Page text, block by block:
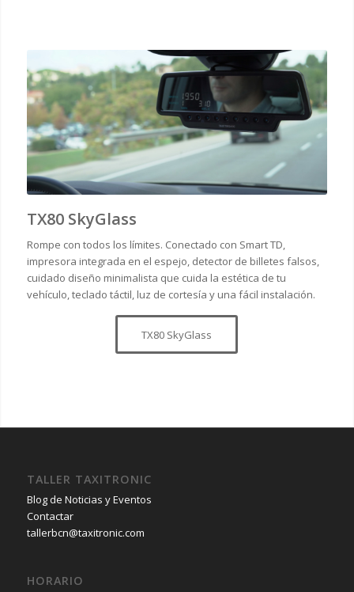
TX80 SkyGlass
Rompe con todos los límites. Conectado con Smart TD,
impresora integrada en el espejo, detector de billetes falsos,
cuidado diseño minimalista que cuida la estética de tu
vehículo, teclado táctil, luz de cortesía y una fácil instalación.
TX80 SkyGlass
TALLER TAXITRONIC
Blog de Noticias y Eventos
Contactar
tallerbcn@taxitronic.com
HORARIO